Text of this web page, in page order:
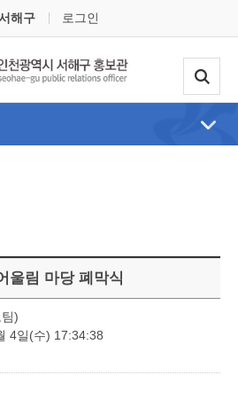
해구 로그인
울림 마당 폐막식
)
4일(수) 17:34:38